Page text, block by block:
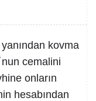
kovma
cemalini
onların
hesabından